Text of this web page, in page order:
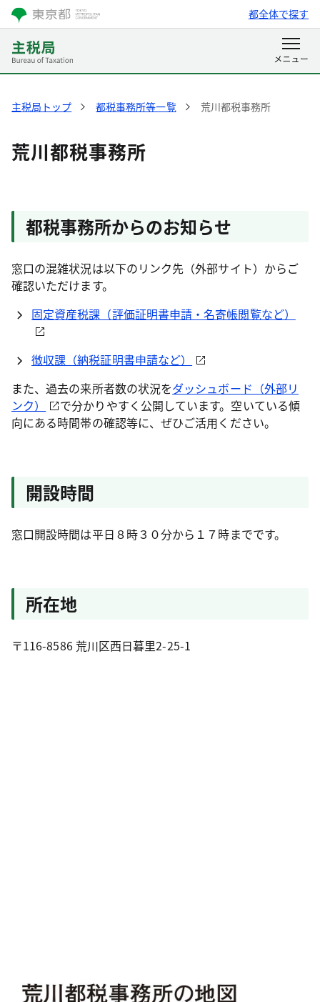
都全体で探す
主税局トップ 都税事務所等一覧 荒川都税事務所
荒川都税事務所
都税事務所からのお知らせ
窓口の混雑状況は以下のリンク先（外部サイト）からご
確認いただけます。
固定資産税課（評価証明書申請・名寄帳閲覧など）
徴収課（納税証明書申請など）
また、過去の来所者数の状況をダッシュボード（外部リ
ンク）
で分かりやすく公開しています。空いている傾
向にある時間帯の確認等に、ぜひご活用ください。
開設時間
窓口開設時間は平日８時３０分から１７時までです。
所在地
〒116-8586 荒川区西日暮里2-25-1